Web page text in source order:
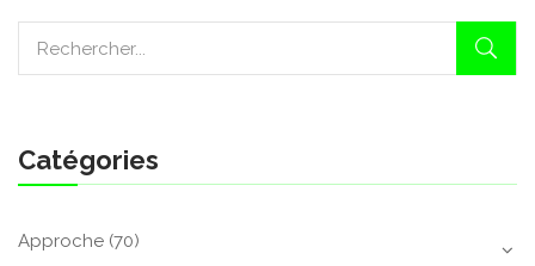
Catégories
Approche (70)